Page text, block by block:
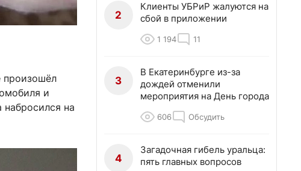
произошёл
и
на
2
Клиенты УБРиР жалуются на
сбой в приложении
1 194 11
3
В Екатеринбурге из-за
дождей отменили
мероприятия на День города
606 Обсудить
4
Загадочная гибель уральца:
пять главных вопросов